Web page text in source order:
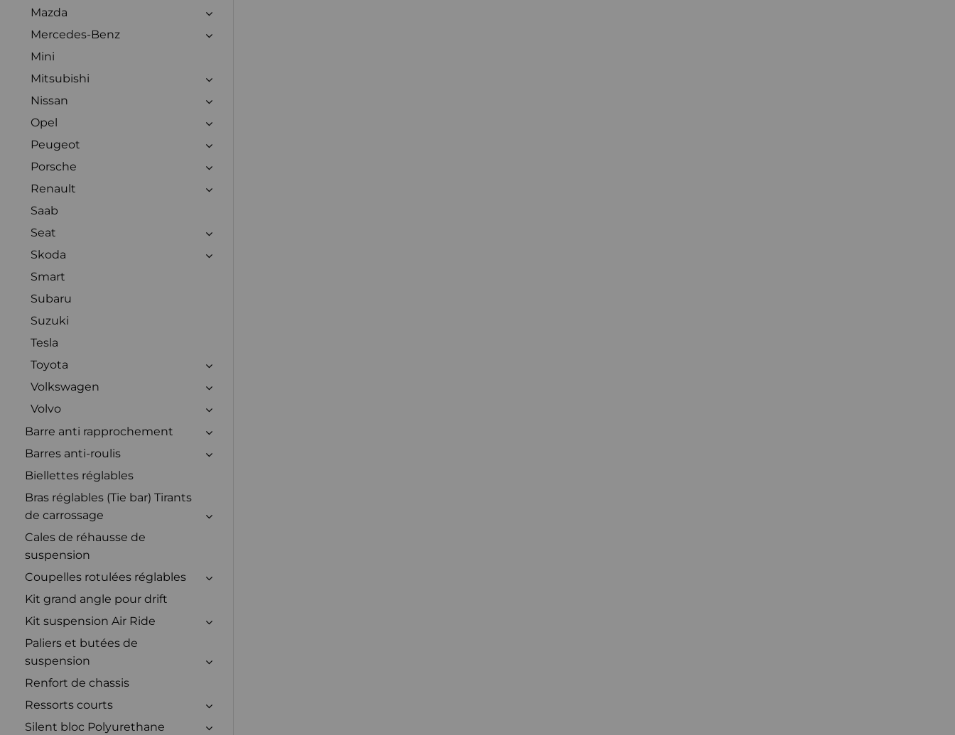
Mazda
Mercedes-Benz
Mini
Mitsubishi
Nissan
Opel
Peugeot
Porsche
Renault
Saab
Seat
Skoda
Smart
Subaru
Suzuki
Tesla
Toyota
Volkswagen
Volvo
Barre anti rapprochement
Barres anti-roulis
Biellettes réglables
Bras réglables (Tie bar) Tirants
de carrossage
Cales de réhausse de
suspension
Coupelles rotulées réglables
Kit grand angle pour drift
Kit suspension Air Ride
Paliers et butées de
suspension
Renfort de chassis
Ressorts courts
Silent bloc Polyurethane